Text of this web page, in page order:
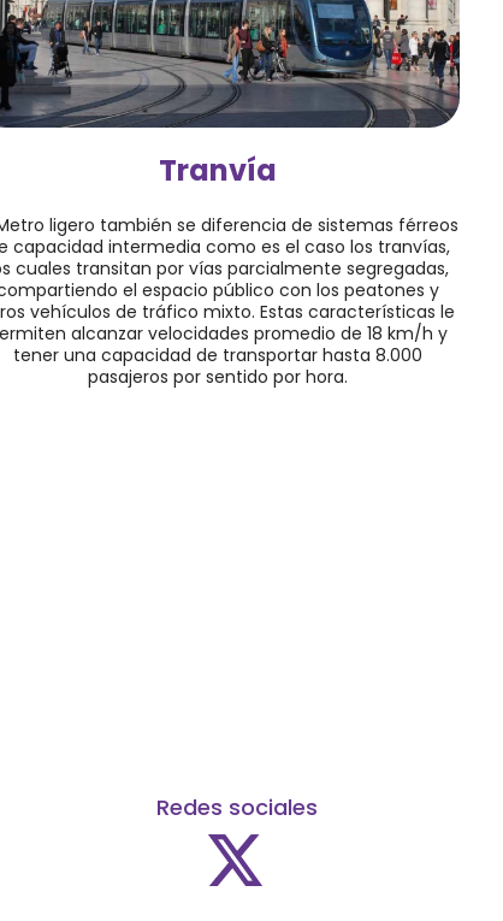
Tranvía
ligero también se diferencia de sistemas férreos
capacidad intermedia como es el caso los tranvías,
cuales transitan por vías parcialmente segregadas,
el espacio público con los peatones y
vehículos de tráfico mixto. Estas características le
alcanzar velocidades promedio de 18 km/h y
tener una capacidad de transportar hasta 8.000
pasajeros por sentido por hora.
Redes sociales